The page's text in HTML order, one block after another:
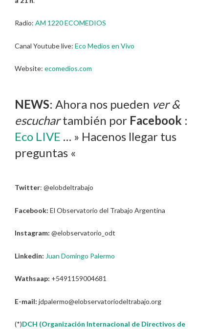
Radio: AM 1220 ECOMEDIOS
Canal Youtube live: Eco Medios en Vivo
Website: ecomedios.com
NEWS: Ahora nos pueden ver &
escuchartambién por Facebook :
Eco LIVE … » Hacenos llegar tus
preguntas «
Twitter: @elobdeltrabajo
Facebook: El Observatorio del Trabajo Argentina
Instagram: @elobservatorio_odt
Linkedin: Juan Domingo Palermo
Wathsaap: +5491159004681
E-mail: jdpalermo@elobservatoriodeltrabajo.org
(*)DCH (Organización Internacional de Directivos de